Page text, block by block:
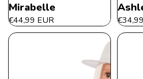
Mirabelle
€44,99 EUR